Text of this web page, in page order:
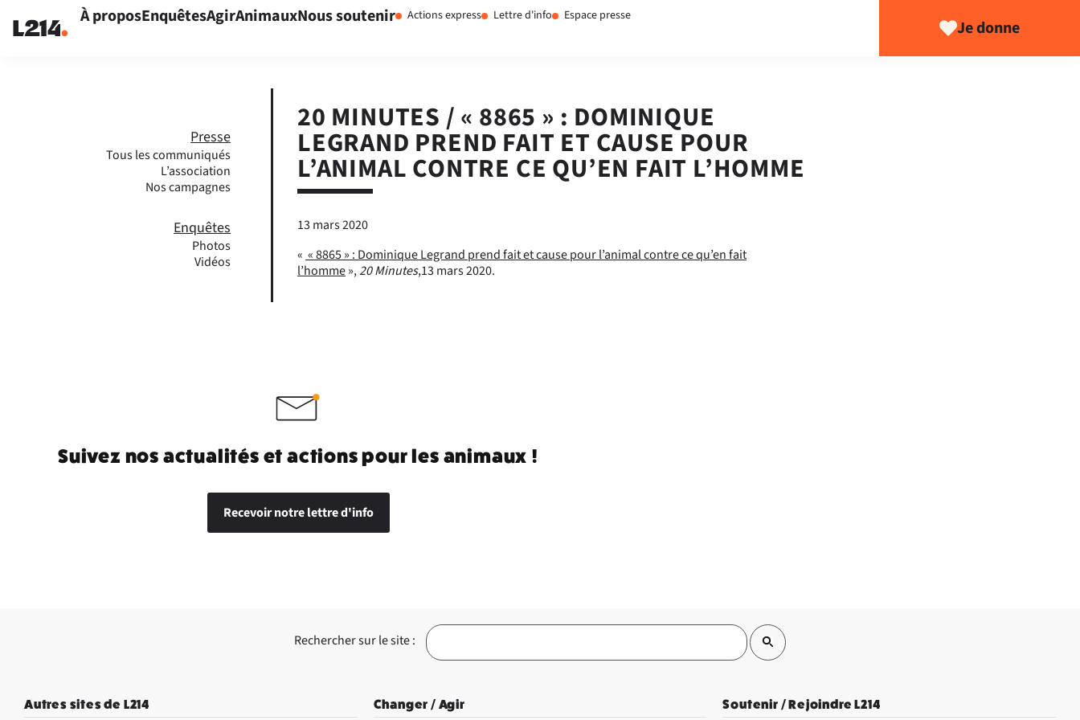
À proposEnquêtesAgirAnimauxNous soutenir Actions express Lettre d'info Espace presse
Je donne
Presse
Tous les communiqués
L’association
Nos campagnes
Enquêtes
Photos
Vidéos
20 MINUTES / « 8865 » : DOMINIQUE
LEGRAND PREND FAIT ET CAUSE POUR
L’ANIMAL CONTRE CE QU’EN FAIT L’HOMME
13 mars 2020
« « 8865 » : Dominique Legrand prend fait et cause pour l’animal contre ce qu’en fait
l’homme»,20 Minutes,13 mars 2020.
Suivez nos actualités et actions pour les animaux !
Recevoir notre lettre d'info
Rechercher sur le site :
Autres sites de L214 Changer / Agir Soutenir / Rejoindre L214